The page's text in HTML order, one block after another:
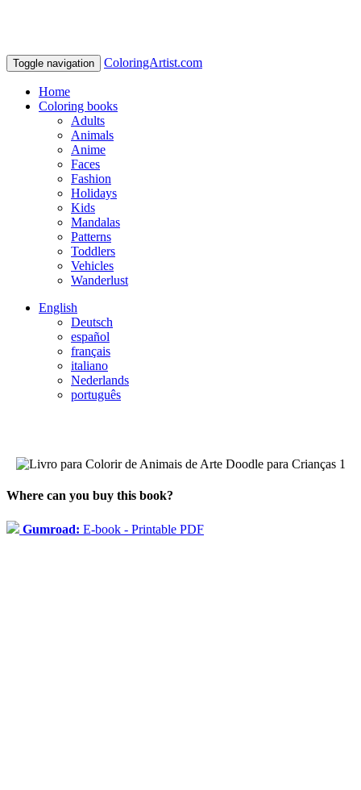
Toggle navigation ColoringArtist.com
Home
Coloring books
Adults
Animals
Anime
Faces
Fashion
Holidays
Kids
Mandalas
Patterns
Toddlers
Vehicles
Wanderlust
English
Deutsch
español
français
italiano
Nederlands
português
Where can you buy this book?
Gumroad: E-book - Printable PDF